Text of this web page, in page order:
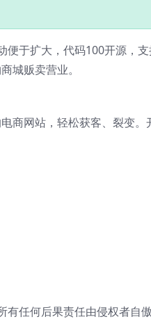
于扩大，代码100开源，
城贩卖营业。
网站，轻松获客、裂变。
任何后果责任由侵权者自傲